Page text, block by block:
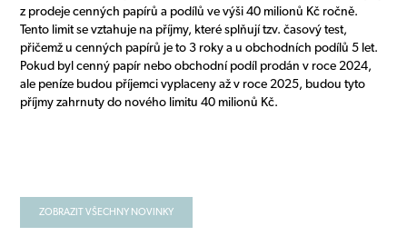
z prodeje cenných papírů a podílů ve výši 40 milionů Kč ročně.
Tento limit se vztahuje na příjmy, které splňují tzv. časový test,
přičemž u cenných papírů je to 3 roky a u obchodních podílů 5 let.
Pokud byl cenný papír nebo obchodní podíl prodán v roce 2024,
ale peníze budou příjemci vyplaceny až v roce 2025, budou tyto
příjmy zahrnuty do nového limitu 40 milionů Kč.
ZOBRAZIT VŠECHNY NOVINKY